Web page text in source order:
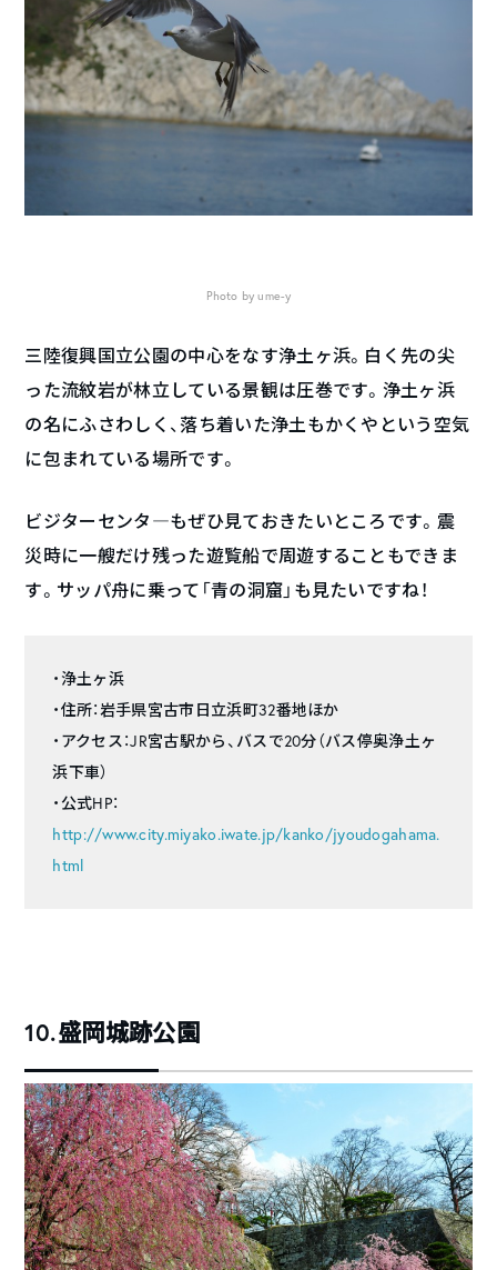
Photo by ume-y
三陸復興国立公園の中心をなす浄土ヶ浜。白く先の尖
った流紋岩が林立している景観は圧巻です。浄土ヶ浜
の名にふさわしく、落ち着いた浄土もかくやという空気
に包まれている場所です。
ビジターセンタ―もぜひ見ておきたいところです。震
災時に一艘だけ残った遊覧船で周遊することもできま
す。サッパ舟に乗って「青の洞窟」も見たいですね！
・浄土ヶ浜
・住所：岩手県宮古市日立浜町32番地ほか
・アクセス：JR宮古駅から、バスで20分（バス停奥浄土ヶ
浜下車）
・公式HP：
http://www.city.miyako.iwate.jp/kanko/jyoudogahama.
html
10.盛岡城跡公園